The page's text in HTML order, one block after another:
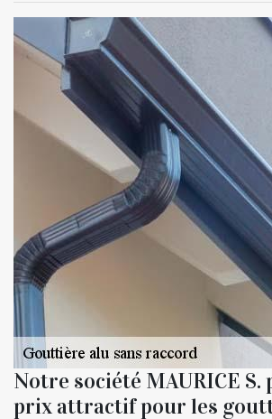
Notre société MAURICE
prix attractif pour les